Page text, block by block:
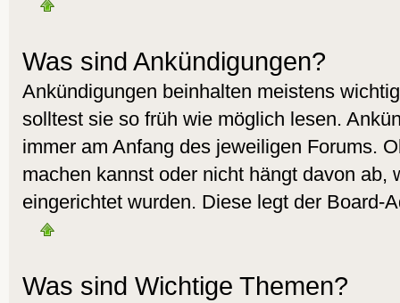
Was sind Ankündigungen?
Ankündigungen beinhalten meistens
solltest sie so früh wie möglich lesen.
immer am Anfang des jeweiligen Forums.
machen kannst oder nicht hängt davon ab,
eingerichtet wurden. Diese legt der Board-
Was sind Wichtige Themen?